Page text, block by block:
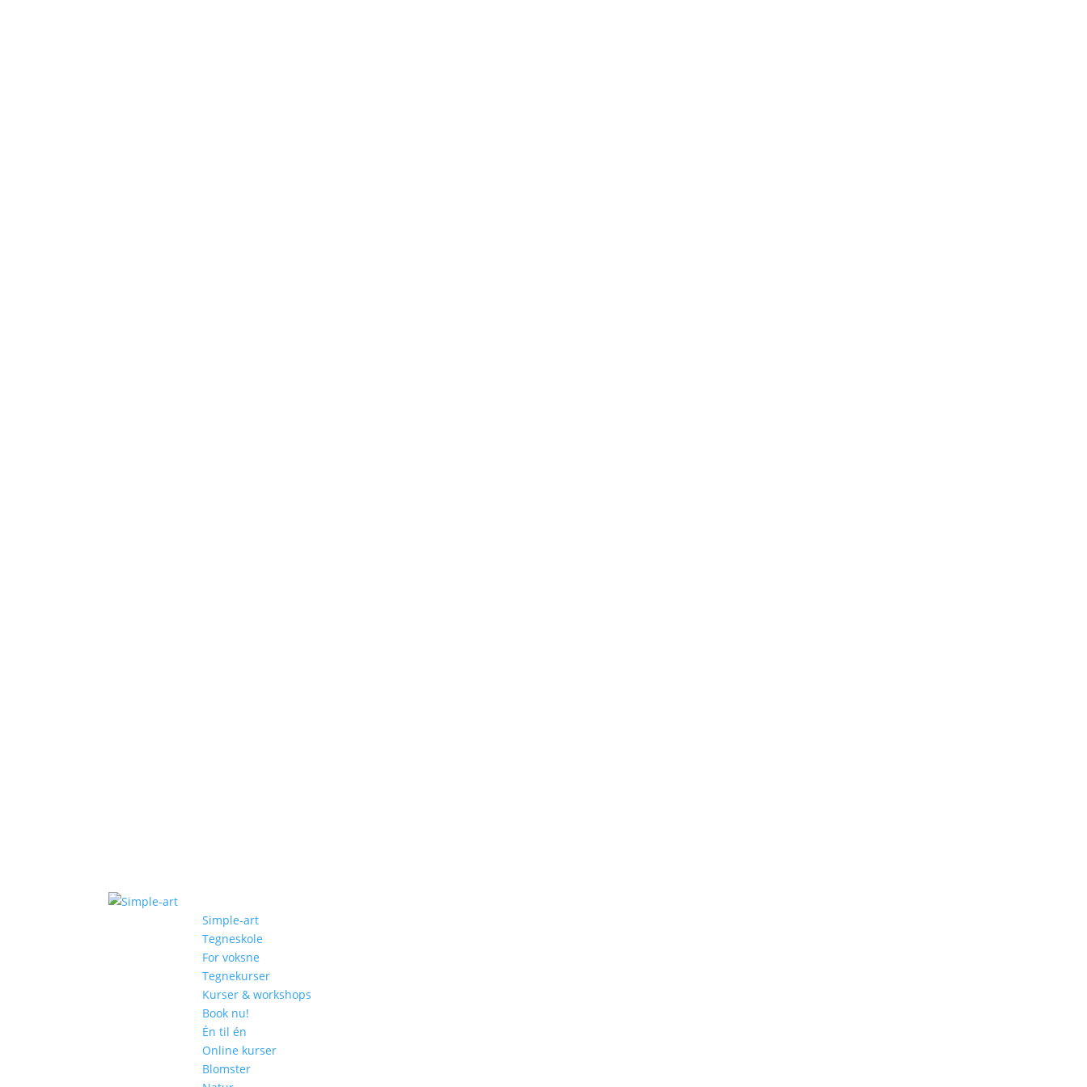
Simple-art
Tegneskole
For voksne
Tegnekurser
Kurser & workshops
Book nu!
Én til én
Online kurser
Blomster